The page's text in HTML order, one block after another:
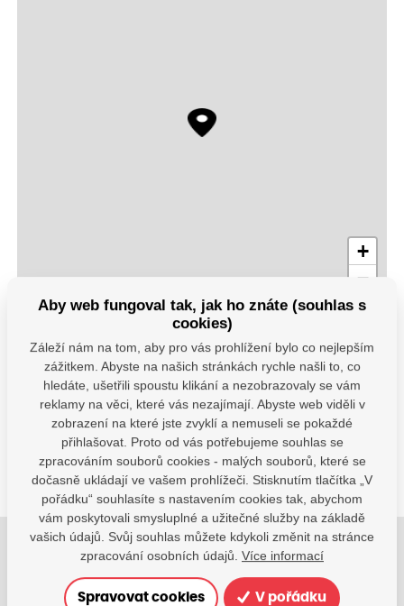
+
−
© Seznam.cz a.s. a další
Máte dotazy?
Kontaktujte nás
SDÍLEJTE:
Jsme tu pro Vaše děti.
Jsme k dispozici, pokud potřebujete pomoci.
Aby web fungoval tak, jak ho znáte (souhlas s
cookies)
Záleží nám na tom, aby pro vás prohlížení bylo co nejlepším
zážitkem. Abyste na našich stránkách rychle našli to, co
hledáte, ušetřili spoustu klikání a nezobrazovaly se vám
reklamy na věci, které vás nezajímají. Abyste web viděli v
zobrazení na které jste zvyklí a nemuseli se pokaždé
přihlašovat. Proto od vás potřebujeme souhlas se
zpracováním souborů cookies - malých souborů, které se
dočasně ukládají ve vašem prohlížeči. Stisknutím tlačítka „V
pořádku“ souhlasíte s nastavením cookies tak, abychom
vám poskytovali smysluplné a užitečné služby na základě
vašich údajů. Svůj souhlas můžete kdykoli změnit na stránce
zpracování osobních údajů. Více informací
Spravovat cookies V pořádku